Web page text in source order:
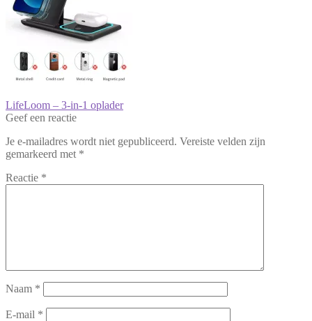
Bericht
navigatie
Vorig
bericht:
LifeLoom – 3-in-1 oplader
Geef een reactie
Je e-mailadres wordt niet gepubliceerd. Vereiste velden zijn
gemarkeerd met *
Reactie *
Naam *
E-mail *